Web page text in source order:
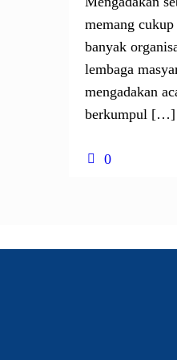
memang
banyak
lembaga
mengadakan
berkumpul […]
0